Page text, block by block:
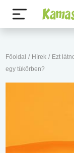
Főoldal / Hírek / Ezt
egy tükörben?